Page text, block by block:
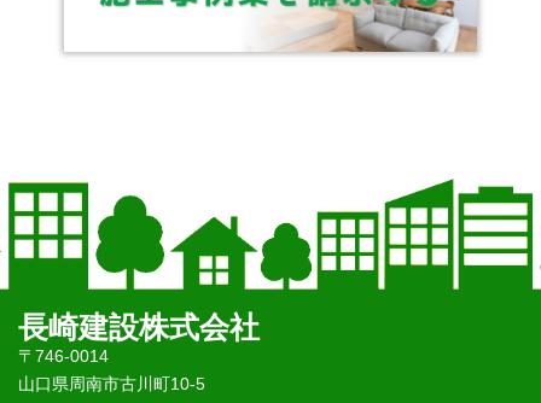
長崎建設株式会社
〒746-0014
山口県周南市古川町10-5